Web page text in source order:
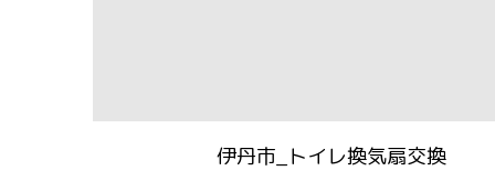
伊丹市_トイレ換気扇交換